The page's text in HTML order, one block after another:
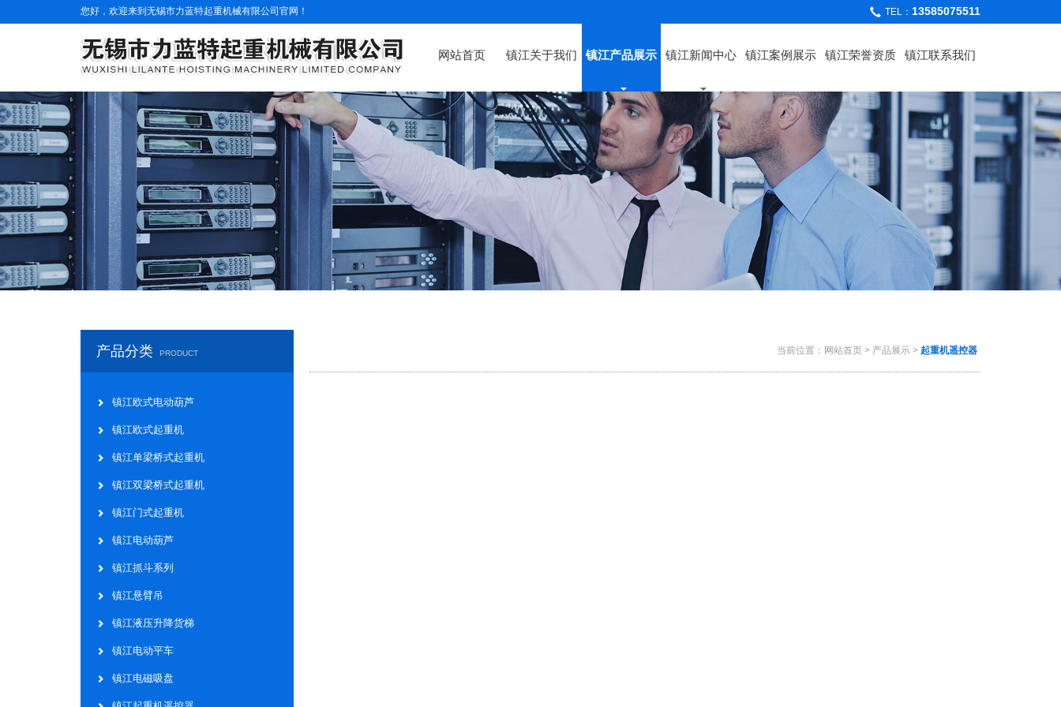
您好，欢迎来到无锡市力蓝特起重机械有限公司官网！ TEL： 13585075511
网站首页 镇江关于我们 镇江产品展示 镇江新闻中心 镇江案例展示 镇江荣誉资质 镇江联系我们
产品分类 PRODUCT
镇江欧式电动葫芦
镇江欧式起重机
镇江单梁桥式起重机
镇江双梁桥式起重机
镇江门式起重机
镇江电动葫芦
镇江抓斗系列
镇江悬臂吊
镇江液压升降货梯
镇江电动平车
镇江电磁吸盘
当前位置： 网站首页 > 产品展示 > 起重机遥控器